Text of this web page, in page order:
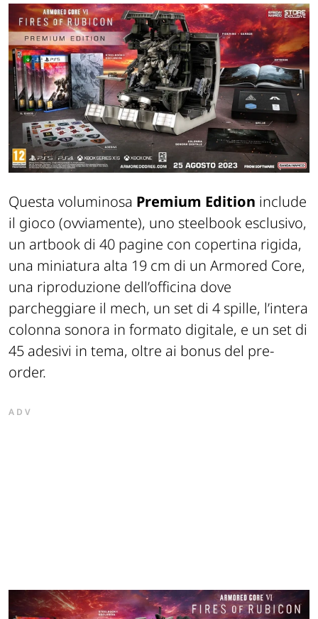
Questa voluminosa Premium Edition include
il gioco (ovviamente), uno steelbook esclusivo,
un artbook di 40 pagine con copertina rigida,
una miniatura alta 19 cm di un Armored Core,
una riproduzione dell’officina dove
parcheggiare il mech, un set di 4 spille, l’intera
colonna sonora in formato digitale, e un set di
45 adesivi in tema, oltre ai bonus del pre-
order.
ADV